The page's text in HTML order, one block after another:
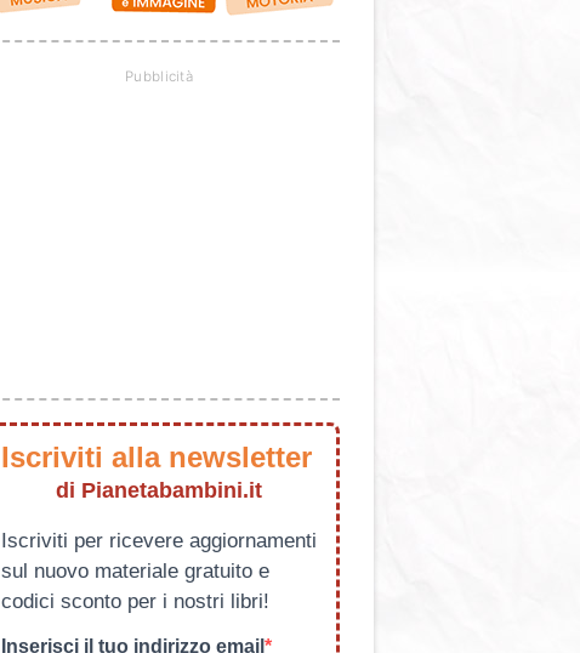
Iscriviti alla newsletter
di Pianetabambini.it
Iscriviti per ricevere aggiornamenti
sul nuovo materiale gratuito e
codici sconto per i nostri libri!
Inserisci il tuo indirizzo email